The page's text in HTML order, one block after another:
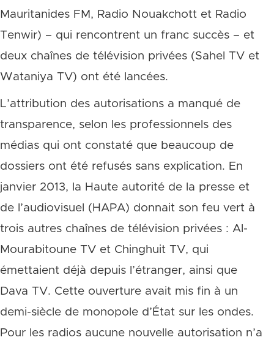
Mauritanides FM, Radio Nouakchott et Radio
Tenwir) – qui rencontrent un franc succès – et
deux chaînes de télévision privées (Sahel TV et
Wataniya TV) ont été lancées.
L’attribution des autorisations a manqué de
transparence, selon les professionnels des
médias qui ont constaté que beaucoup de
dossiers ont été refusés sans explication. En
janvier 2013, la Haute autorité de la presse et
de l’audiovisuel (HAPA) donnait son feu vert à
trois autres chaînes de télévision privées : Al-
Mourabitoune TV et Chinghuit TV, qui
émettaient déjà depuis l’étranger, ainsi que
Dava TV. Cette ouverture avait mis fin à un
demi-siècle de monopole d’État sur les ondes.
Pour les radios aucune nouvelle autorisation n’a